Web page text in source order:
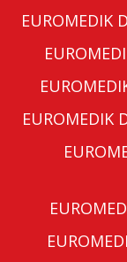
EUROMEDIK
EUROMEDIK